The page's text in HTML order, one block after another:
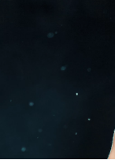
przygotowania